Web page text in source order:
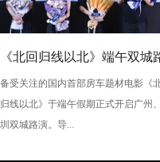
《北回归线以北》端午双城
演，定档6月26日奔赴山海
备受关注的国内首部房车题材电影《
归线以北》于端午假期正式开启广州
圳双城路演。导...